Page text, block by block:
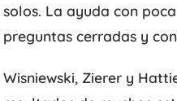
solos. La ayuda con
preguntas cerradas y
Wisniewski, Zierer y